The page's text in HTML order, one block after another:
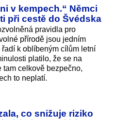
v kempech.“ Němci
při cestě do Švédska
pravidla pro
přírodě jsou jedním
k oblíbeným cílům letní
platilo, že se na
tam celkově bezpečno,
to neplatí.
co snižuje riziko